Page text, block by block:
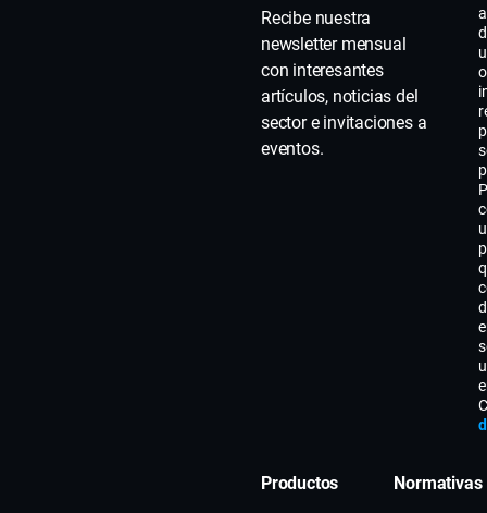
Recibe nuestra
newsletter mensual
con interesantes
artículos, noticias del
sector e invitaciones a
eventos.
Productos Normativas